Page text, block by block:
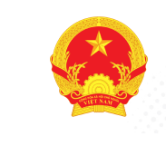
mới
Chiến dịch 500 ngày đêm tìm kiếm, quy tập và xác định danh tính hài cốt liệt sĩ